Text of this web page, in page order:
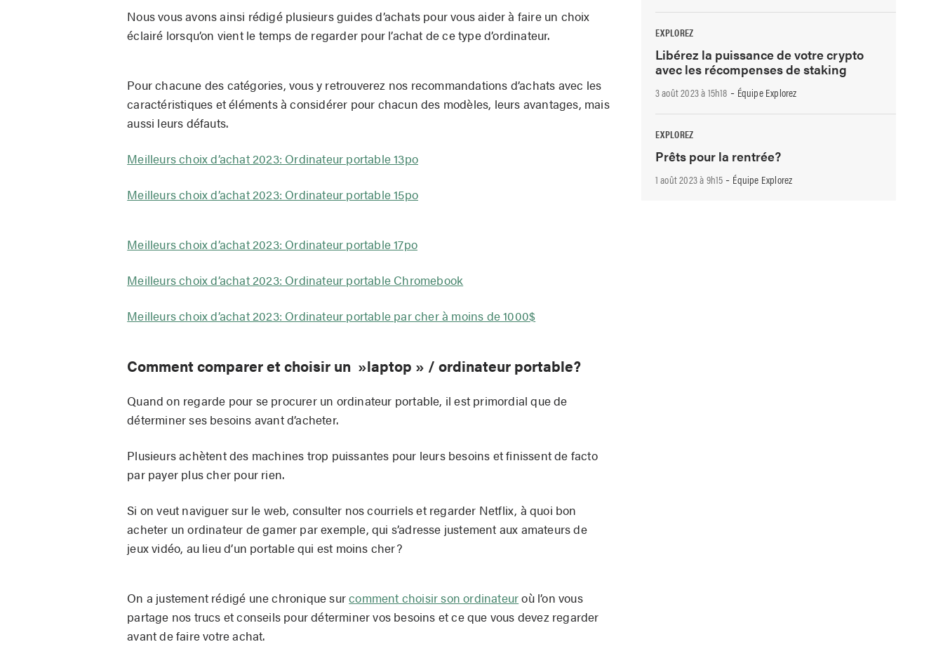
Nous vous avons ainsi rédigé plusieurs guides d’achats pour vous aider à faire un choix
éclairé lorsqu’on vient le temps de regarder pour l’achat de ce type d’ordinateur.
Pour chacune des catégories, vous y retrouverez nos recommandations d’achats avec les
caractéristiques et éléments à considérer pour chacun des modèles, leurs avantages, mais
aussi leurs défauts.
Meilleurs choix d’achat 2023: Ordinateur portable 13po
Meilleurs choix d’achat 2023: Ordinateur portable 15po
Meilleurs choix d’achat 2023: Ordinateur portable 17po
Meilleurs choix d’achat 2023: Ordinateur portable Chromebook
Meilleurs choix d’achat 2023: Ordinateur portable par cher à moins de 1000$
Comment comparer et choisir un »laptop » / ordinateur portable?
Quand on regarde pour se procurer un ordinateur portable, il est primordial que de
déterminer ses besoins avant d’acheter.
Plusieurs achètent des machines trop puissantes pour leurs besoins et finissent de facto
par payer plus cher pour rien.
Si on veut naviguer sur le web, consulter nos courriels et regarder Netflix, à quoi bon
acheter un ordinateur de gamer par exemple, qui s’adresse justement aux amateurs de
jeux vidéo, au lieu d’un portable qui est moins cher?
On a justement rédigé une chronique surcomment choisir son ordinateuroù l’on vous
partage nos trucs et conseils pour déterminer vos besoins et ce que vous devez regarder
avant de faire votre achat.
EXPLOREZ
Libérez la puissance de votre crypto
avec les récompenses de staking
3 août 2023 à 15h18 - Équipe Explorez
EXPLOREZ
Prêts pour la rentrée?
1 août 2023 à 9h15 - Équipe Explorez